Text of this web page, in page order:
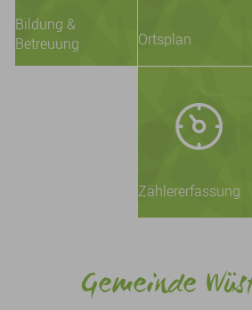
Bildung &
Betreuung
Ortsplan
Zählererfassung
Gemeinde